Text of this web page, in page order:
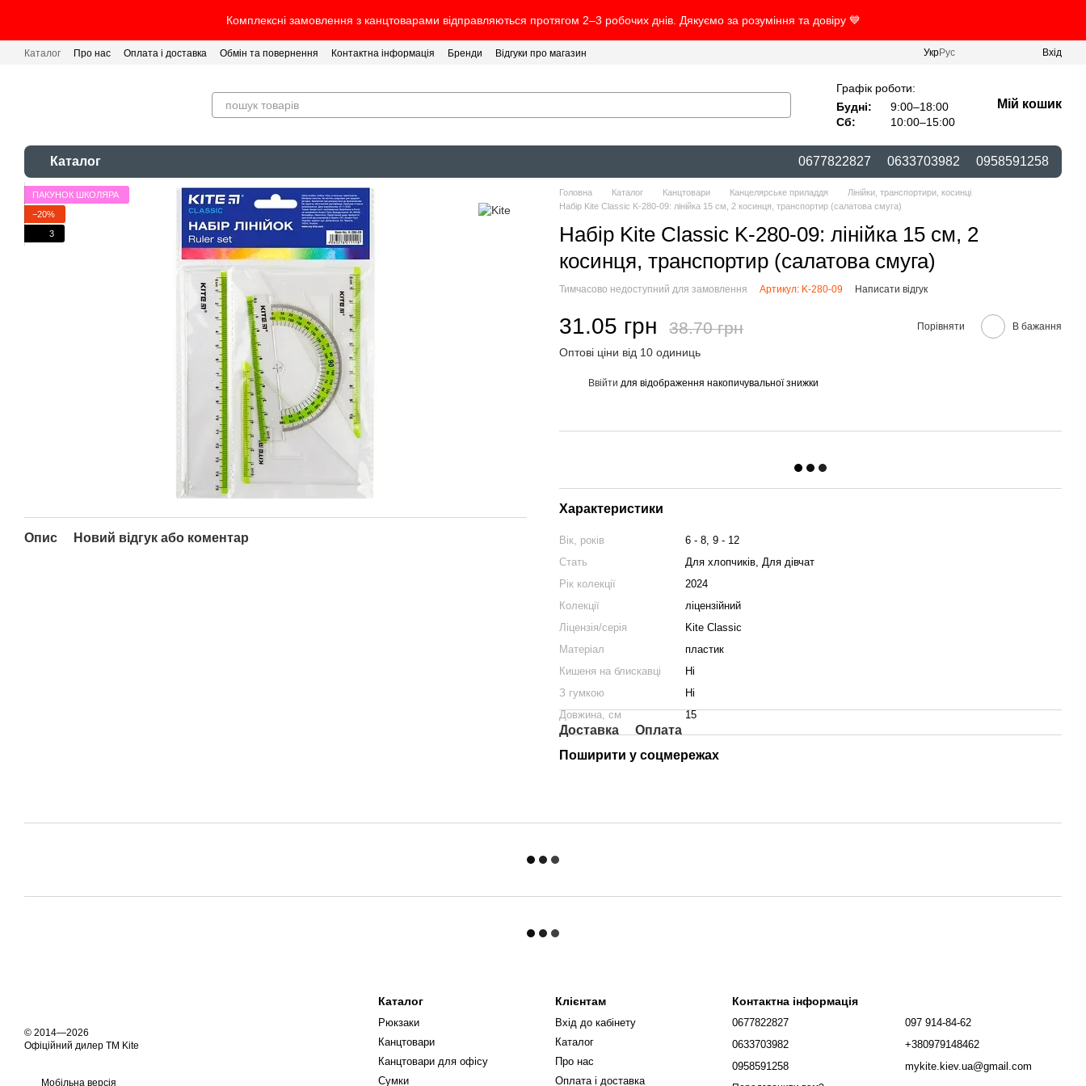
Комплексні замовлення з канцтоварами відправляються протягом 2–3 робочих днів. Дякуємо за розуміння та довіру 💙
Каталог Про нас Оплата і доставка Обмін та повернення Контактна інформація Бренди Відгуки про магазин УкрРус Вхід
Графік роботи:
Будні:
9:00–18:00
Сб:
10:00–15:00
Мій кошик
Каталог 0677822827 0633703982 0958591258
ПАКУНОК ШКОЛЯРА
−20%
3
Опис Новий відгук або коментар
Головна Каталог Канцтовари Канцелярське приладдя
Лінійки, транспортири, косинці
Набір Kite Classic K-280-09: лінійка 15 см, 2 косинця, транспортир (салатова смуга)
Набір Kite Classic K-280-09: лінійка 15 см, 2
косинця, транспортир (салатова смуга)
Тимчасово недоступний для замовлення Артикул: K-280-09 Написати відгук
31.05 грн 38.70 грн Порівняти В бажання
Оптові ціни від 10 одиниць
Ввійти для відображення накопичувальної знижки
Характеристики
Вік, років
6 - 8, 9 - 12
Стать
Для хлопчиків, Для дівчат
Рік колекції
2024
Колекції
ліцензійний
Ліцензія/серія
Kite Classic
Матеріал
пластик
Кишеня на блискавці
Ні
З гумкою
Ні
Довжина, см
15
Доставка
Оплата
Поширити у соцмережах
© 2014—2026
Офіційний дилер ТМ Kite
Мобільна версія
Каталог
Рюкзаки
Канцтовари
Канцтовари для офісу
Сумки
Клієнтам
Вхід до кабінету
Каталог
Про нас
Оплата і доставка
Контактна інформація
0677822827
0633703982
0958591258
097 914-84-62
+380979148462
mykite.kiev.ua@gmail.com